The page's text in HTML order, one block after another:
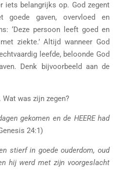
iets belangrijks op. God zegent
gaven, overvloed en
‘Deze persoon leeft goed en
ziekte.’ Altijd wanneer God
leefde, beloonde God
Denk bijvoorbeeld aan de
was zijn zegen?
gekomen en de HEERE had
24:1)
stierf in goede ouderdom, oud
hij werd met zijn voorgeslacht